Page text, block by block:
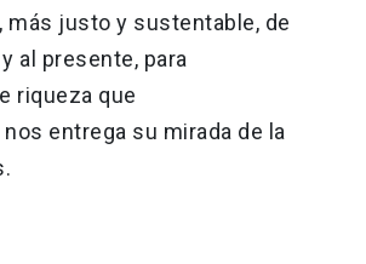
justo y sustentable, de
al presente, para
riqueza que
entrega su mirada de la